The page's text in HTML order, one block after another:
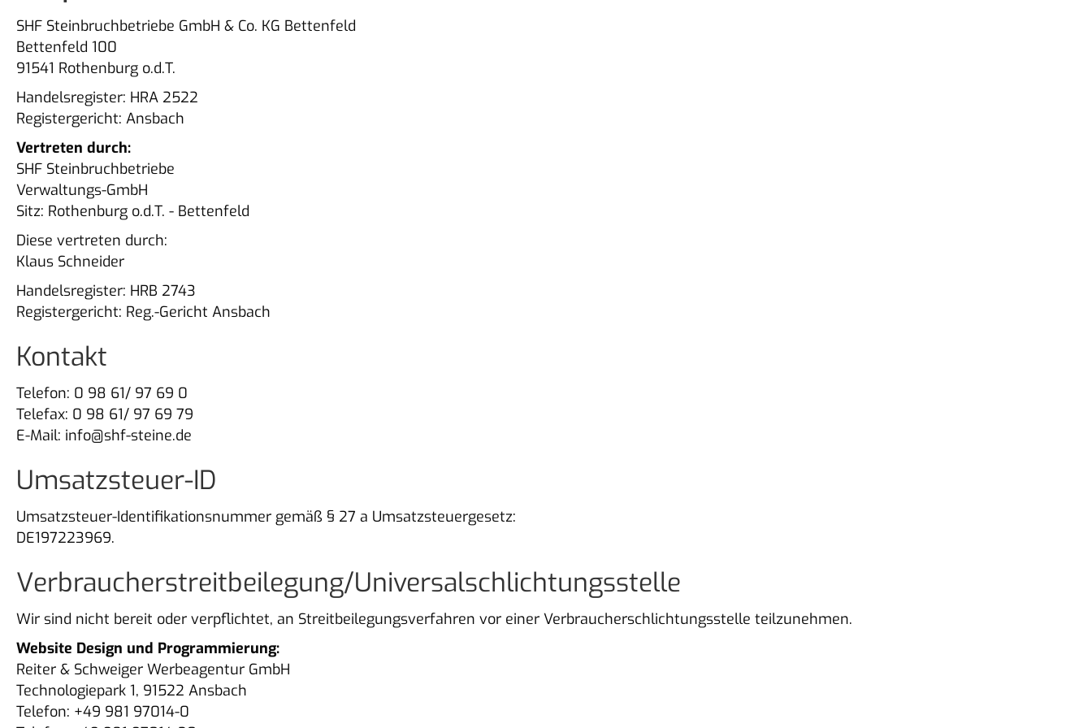
SHF Steinbruchbetriebe GmbH & Co. KG Bettenfeld
Bettenfeld 100
91541 Rothenburg o.d.T.
Handelsregister: HRA 2522
Registergericht: Ansbach
Vertreten durch:
SHF Steinbruchbetriebe
Verwaltungs-GmbH
Sitz: Rothenburg o.d.T. - Bettenfeld
Diese vertreten durch:
Klaus Schneider
Handelsregister: HRB 2743
Registergericht: Reg.-Gericht Ansbach
Kontakt
Telefon: 0 98 61/ 97 69 0
Telefax: 0 98 61/ 97 69 79
E-Mail: info@shf-steine.de
Umsatzsteuer-ID
Umsatzsteuer-Identifikationsnummer gemäß § 27 a Umsatzsteuergesetz:
DE197223969.
Verbraucher­streit­beilegung/Universal­schlichtungs­stelle
Wir sind nicht bereit oder verpflichtet, an Streitbeilegungsverfahren vor einer Verbraucherschlichtungsstelle teilzunehmen.
Website Design und Programmierung:
Reiter & Schweiger Werbeagentur GmbH
Technologiepark 1, 91522 Ansbach
Telefon: +49 981 97014-0